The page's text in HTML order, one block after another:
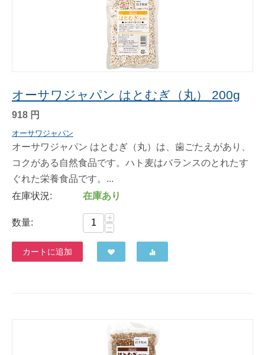
オーサワジャパン はとむぎ（丸） 200g
918 円
オーサワジャパン
オーサワジャパン はとむぎ（丸）は、歯ごたえがあり、
コクがある自然食品です。ハト麦はバランスのとれたす
ぐれた栄養食品です。...
在庫状況:
在庫あり
数量:
+
−
カートに追加